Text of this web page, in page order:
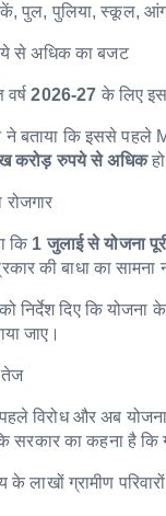
पुल, पुलिया, स्कूल,
से अधिक का बजट
वर्ष2026-27 के लिए
ने बताया कि इससे
करोड़ रुपये से अधिक
रोजगार
कि 1 जुलाई से योजना
की बाधा का
निर्देश दिए कि
जाए।
तेज
पहले विरोध और अब
सरकार का कहना है कि
लाखों ग्रामीण